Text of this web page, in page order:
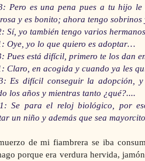
Pero es una pena pues a tu hijo
y es bonito; ahora tengo sobrinos
Sí, yo también tengo varios
Oye, yo lo que quiero es adoptar…
Pues está difícil, primero te los dan
Claro, en acogida y cuando ya les
Es difícil conseguir la adopción,
los años y mientras tanto ¿qué?....
Se para el reloj biológico, por
un niño y además que sea
de mi fiambrera se iba
porque era verdura hervida,